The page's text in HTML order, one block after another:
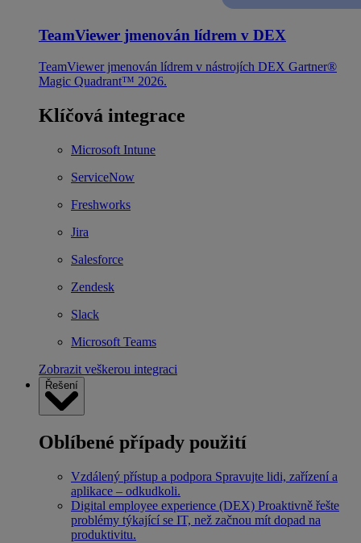
TeamViewer jmenován lídrem v DEX
TeamViewer jmenován lídrem v nástrojích DEX Gartner®
Magic Quadrant™ 2026.
Klíčová integrace
Microsoft Intune
ServiceNow
Freshworks
Jira
Salesforce
Zendesk
Slack
Microsoft Teams
Zobrazit veškerou integraci
Řešení
Oblíbené případy použití
Vzdálený přístup a podpora Spravujte lidi, zařízení a
aplikace – odkudkoli.
Digital employee experience (DEX) Proaktivně řešte
problémy týkající se IT, než začnou mít dopad na
produktivitu.